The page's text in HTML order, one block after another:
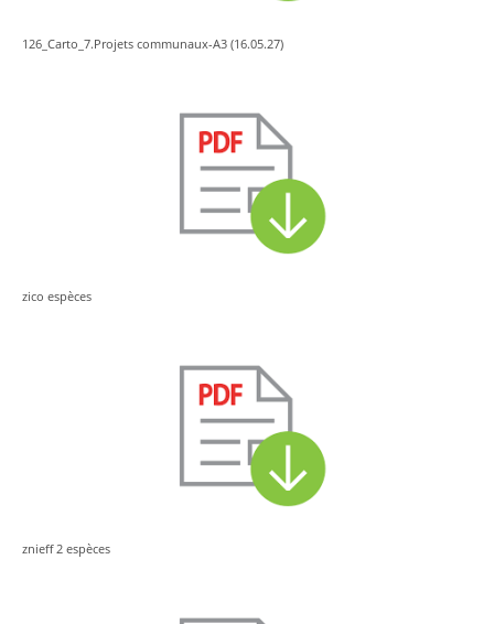
126_Carto_7.Projets communaux-A3 (16.05.27)
zico espèces
znieff 2 espèces